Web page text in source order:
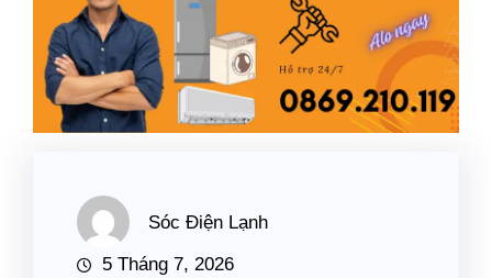
Sóc Điện Lạnh
5 Tháng 7, 2026